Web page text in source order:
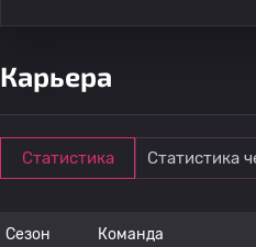
Карьера
Статистика Статистика
Сезон Команда